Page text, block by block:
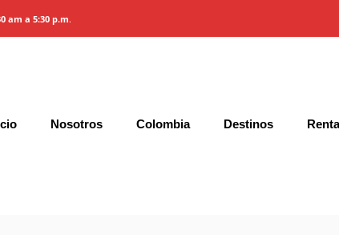
am a 5:30 p.m.
Nosotros Colombia Destinos